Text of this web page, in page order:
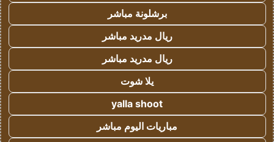
برشلونة مباشر
ريال مدريد مباشر
ريال مدريد مباشر
يلا شوت
yalla shoot
مباريات اليوم مباشر